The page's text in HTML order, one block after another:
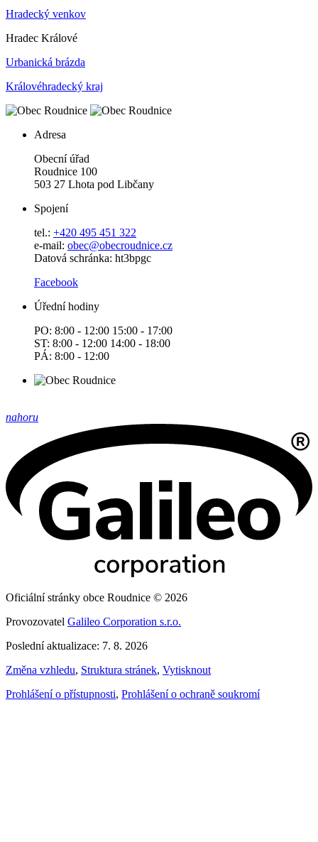
Hradecký venkov
Hradec Králové
Urbanická brázda
Královéhradecký kraj
Adresa
Obecní úřad
Roudnice 100
503 27 Lhota pod Libčany
Spojení
tel.: +420 495 451 322
e-mail: obec@obecroudnice.cz
Datová schránka: ht3bpgc
Facebook
Úřední hodiny
PO: 8:00 - 12:00 15:00 - 17:00
ST: 8:00 - 12:00 14:00 - 18:00
PÁ: 8:00 - 12:00
nahoru
Oficiální stránky obce Roudnice © 2026
Provozovatel Galileo Corporation s.r.o.
Poslední aktualizace: 7. 8. 2026
Změna vzhledu, Struktura stránek, Vytisknout
Prohlášení o přístupnosti, Prohlášení o ochraně soukromí